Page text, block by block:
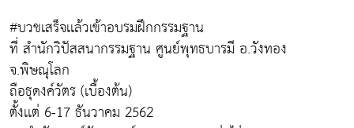
#บวชเสร็จเเล้วเข้าอบรมฝึกกรรมฐาน
ที่ สำนักวิปัสสนากรรมฐาน ศูนย์พุทธบารมี อ.วังทอง
จ.พิษณุโลก
ถือธุดงค์วัตร (เบื้องต้น)
ตั้งเเต่ 6-17 ธันวาคม 2562